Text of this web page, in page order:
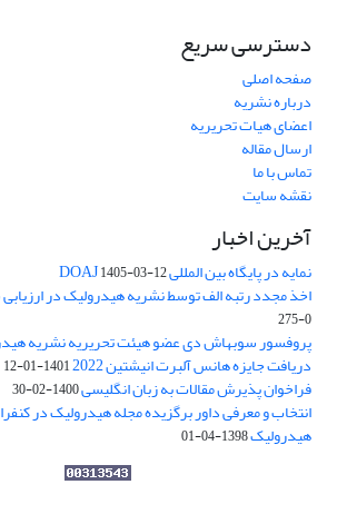
دسترسی سریع
صفحه اصلی
درباره نشریه
اعضای هیات تحریریه
ارسال مقاله
تماس با ما
نقشه سایت
آخرین اخبار
نمایه در پایگاه بین المللی DOAJ1405-03-12
اخذ مجدد رتبه الف توسط نشریه هیدرولیک در ارزیابی
0-275
پروفسور سوبهاش دی عضو هیئت تحریریه نشریه
دریافت جایزه هانس آلبرت انیشتین 2022 1401-01-12
فراخوان پذیرش مقالات به زبان انگلیسی1400-02-30
انتخاب و معرفی داور برگزیده مجله هیدرولیک در
هیدرولیک1398-04-01